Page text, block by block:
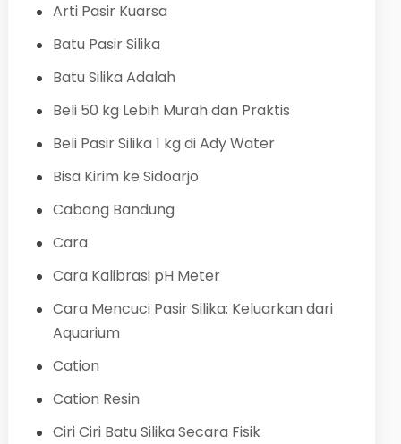
Arti Pasir Kuarsa
Batu Pasir Silika
Batu Silika Adalah
Beli 50 kg Lebih Murah dan Praktis
Beli Pasir Silika 1 kg di Ady Water
Bisa Kirim ke Sidoarjo
Cabang Bandung
Cara
Cara Kalibrasi pH Meter
Cara Mencuci Pasir Silika: Keluarkan dari
Aquarium
Cation
Cation Resin
Ciri Ciri Batu Silika Secara Fisik